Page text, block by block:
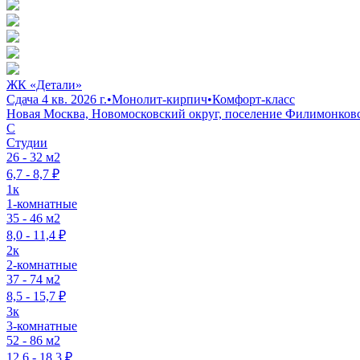
ЖК «Детали»
Сдача 4 кв. 2026 г.•Монолит-кирпич•Комфорт-класс
Новая Москва, Новомосковский округ, поселение
C
Студии
26 - 32 м2
6,7 - 8,7 ₽
1к
1-комнатные
35 - 46 м2
8,0 - 11,4 ₽
2к
2-комнатные
37 - 74 м2
8,5 - 15,7 ₽
3к
3-комнатные
52 - 86 м2
12,6 - 18,3 ₽